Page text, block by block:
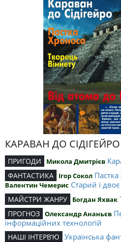
КАРАВАН ДО СІДІГЕЙРО
ПРИГОДИ Микола Дмитрієв
ФАНТАСТИКА Ігор Сокол
Валентин Чемерис Старий і двоє
МАЙСТРИ ЖАНРУ Богдан Яхвак
ПРОГНОЗ Олександр Ананьєв
інформаційних технологій
НАШІ ІНТЕРВ’Ю Українська